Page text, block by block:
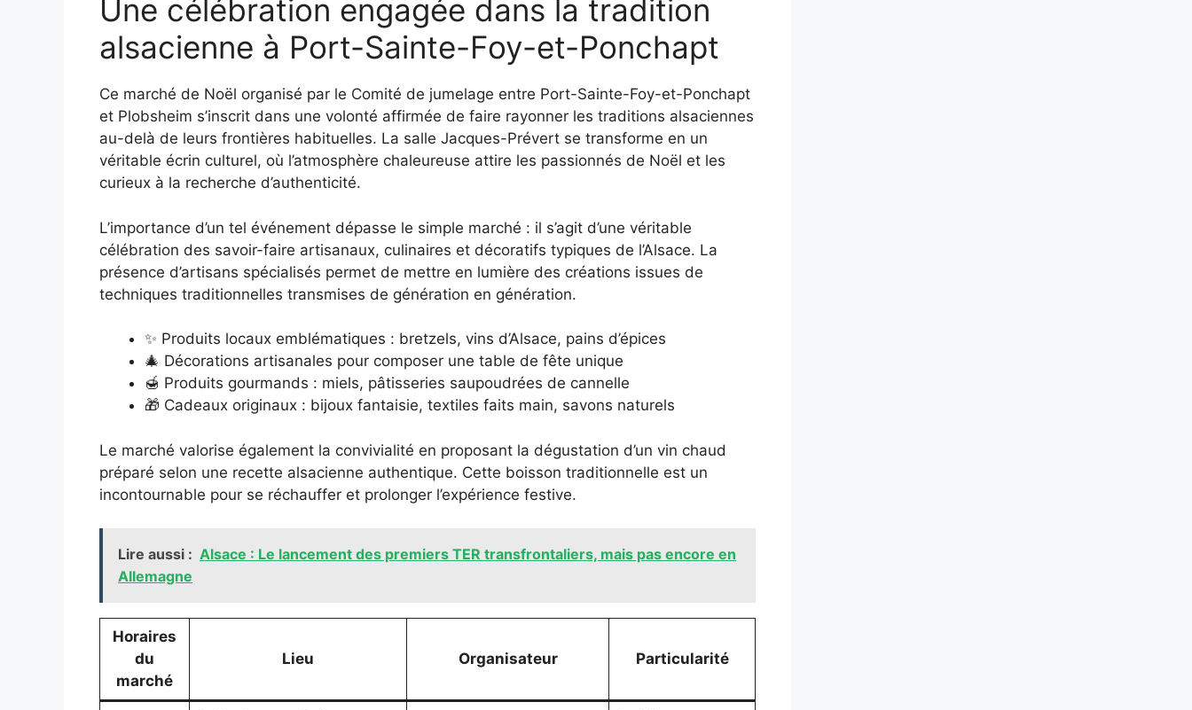
Une célébration engagée dans la tradition
alsacienne à Port-Sainte-Foy-et-Ponchapt
Ce marché de Noël organisé par le Comité de jumelage entre Port-Sainte-Foy-et-Ponchapt
et Plobsheim s’inscrit dans une volonté affirmée de faire rayonner les traditions alsaciennes
au-delà de leurs frontières habituelles. La salle Jacques-Prévert se transforme en un
véritable écrin culturel, où l’atmosphère chaleureuse attire les passionnés de Noël et les
curieux à la recherche d’authenticité.
L’importance d’un tel événement dépasse le simple marché : il s’agit d’une véritable
célébration des savoir-faire artisanaux, culinaires et décoratifs typiques de l’Alsace. La
présence d’artisans spécialisés permet de mettre en lumière des créations issues de
techniques traditionnelles transmises de génération en génération.
✨ Produits locaux emblématiques : bretzels, vins d’Alsace, pains d’épices
🎄 Décorations artisanales pour composer une table de fête unique
🍯 Produits gourmands : miels, pâtisseries saupoudrées de cannelle
🎁 Cadeaux originaux : bijoux fantaisie, textiles faits main, savons naturels
Le marché valorise également la convivialité en proposant la dégustation d’un vin chaud
préparé selon une recette alsacienne authentique. Cette boisson traditionnelle est un
incontournable pour se réchauffer et prolonger l’expérience festive.
Lire aussi : Alsace : Le lancement des premiers TER transfrontaliers, mais pas encore en
Allemagne
Horaires
du
marché
Lieu Organisateur Particularité